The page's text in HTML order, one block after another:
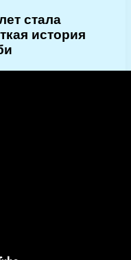
стала
история